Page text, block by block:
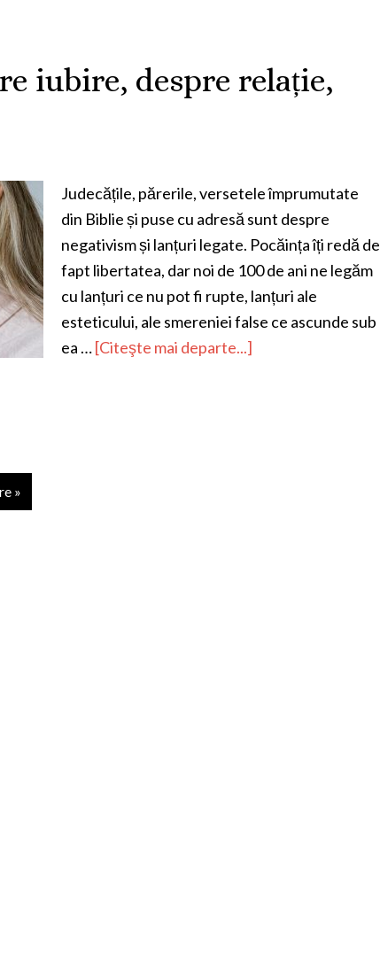
iubire, despre relație,
Judecățile, părerile, versetele împrumutate
din Biblie și puse cu adresă sunt despre
negativism și lanțuri legate. Pocăința îți redă de
fapt libertatea, dar noi de 100 de ani ne legăm
cu lanțuri ce nu pot fi rupte, lanțuri ale
esteticului, ale smereniei false ce ascunde sub
ea …[Citeşte mai departe...]
»